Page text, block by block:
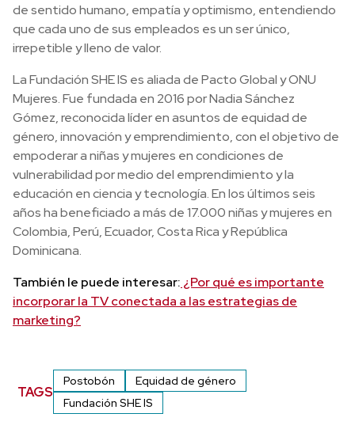
de sentido humano, empatía y optimismo, entendiendo
que cada uno de sus empleados es un ser único,
irrepetible y lleno de valor.
La Fundación SHE IS es aliada de Pacto Global y ONU
Mujeres. Fue fundada en 2016 por Nadia Sánchez
Gómez, reconocida líder en asuntos de equidad de
género, innovación y emprendimiento, con el objetivo de
empoderar a niñas y mujeres en condiciones de
vulnerabilidad por medio del emprendimiento y la
educación en ciencia y tecnología. En los últimos seis
años ha beneficiado a más de 17.000 niñas y mujeres en
Colombia, Perú, Ecuador, Costa Rica y República
Dominicana.
También le puede interesar: ¿Por qué es importante
incorporar la TV conectada a las estrategias de
marketing?
TAGS
Postobón
Equidad de género
Fundación SHE IS